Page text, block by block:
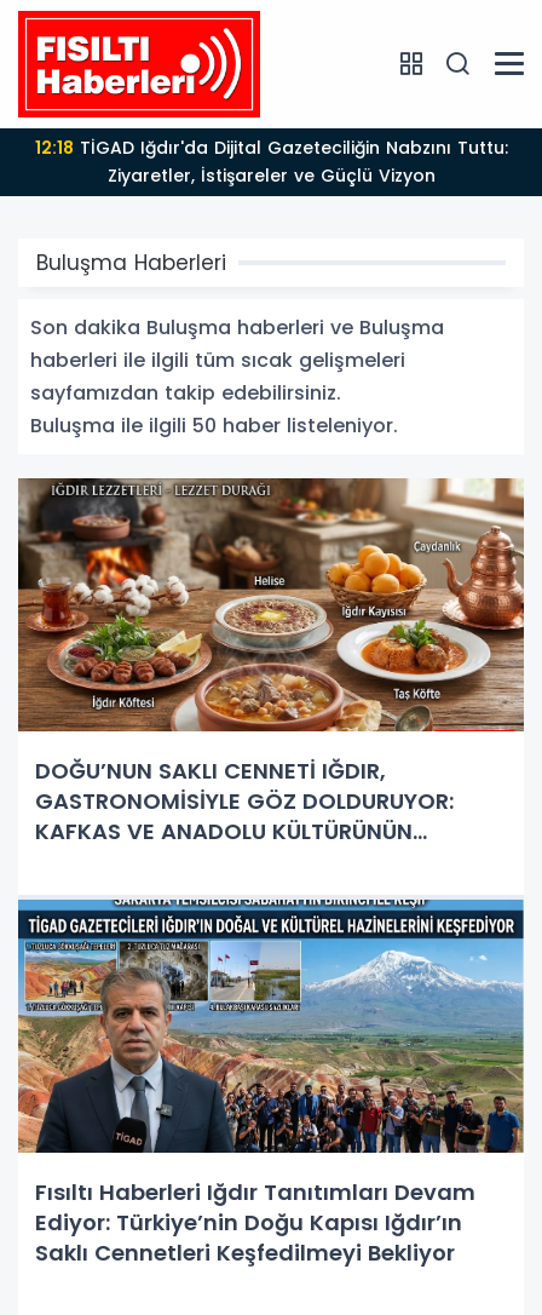
11:23BÜYÜK YÜRÜYÜŞ DEVAM EDİYOR: AK PARTİ 25
YAŞINDA!
Buluşma Haberleri
Son dakika Buluşma haberleri ve Buluşma
haberleri ile ilgili tüm sıcak gelişmeleri
sayfamızdan takip edebilirsiniz.
Buluşma ile ilgili 50 haber listeleniyor.
DOĞU’NUN SAKLI CENNETİ IĞDIR,
GASTRONOMİSİYLE GÖZ DOLDURUYOR:
KAFKAS VE ANADOLU KÜLTÜRÜNÜN
Fısıltı Haberleri Iğdır Tanıtımları Devam
Ediyor: Türkiye’nin Doğu Kapısı Iğdır’ın
Saklı Cennetleri Keşfedilmeyi Bekliyor